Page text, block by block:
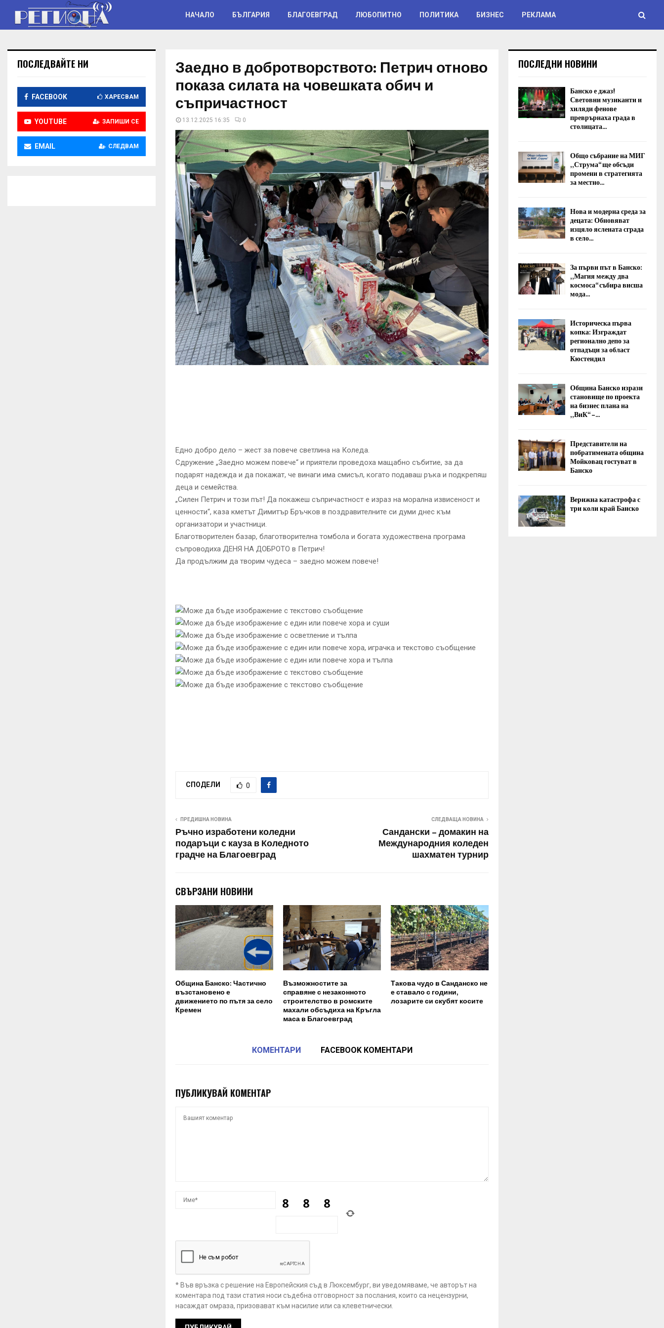
НАЧАЛО БЪЛГАРИЯ БЛАГОЕВГРАД ЛЮБОПИТНО ПОЛИТИКА БИЗНЕС РЕКЛАМА
Заедно в добротворството: Петрич отново
показа силата на човешката обич и
съпричастност
13.12.2025 16:35 0
Едно добро дело – жест за повече светлина на Коледа.
Сдружение „Заедно можем повече“ и приятели проведоха мащабно събитие, за да
подарят надежда и да покажат, че винаги има смисъл, когато подаваш ръка и подкрепяш
деца и семейства.
„Силен Петрич и този път! Да покажеш съпричастност е израз на морална извисеност и
ценности“, каза кметът Димитър Бръчков в поздравителните си думи днес към
организатори и участници.
Благотворителен базар, благотворителна томбола и богата художествена програма
съпроводиха ДЕНЯ НА ДОБРОТО в Петрич!
Да продължим да творим чудеса – заедно можем повече!
СПОДЕЛИ 0
ПРЕДИШНА НОВИНА
Ръчно изработени коледни
подаръци с кауза в Коледното
градче на Благоевград
СЛЕДВАЩА НОВИНА
Сандански – домакин на
Международния коледен
шахматен турнир
СВЪРЗАНИ НОВИНИ
Община Банско: Частично
възстановено е
движението по пътя за село
Кремен
Възможностите за
справяне с незаконното
строителство в ромските
махали обсъдиха на Кръгла
маса в Благоевград
Такова чудо в Санданско не
е ставало с години,
лозарите си скубят косите
КОМЕНТАРИ FACEBOOK КОМЕНТАРИ
ПУБЛИКУВАЙ КОМЕНТАР
* Във връзка с решение на Европейския съд в Люксембург, ви уведомяваме, че авторът на
коментара под тази статия носи съдебна отговорност за послания, които са нецензурни,
насаждат омраза, призовават към насилие или са клеветнически.
ПОСЛЕДВАЙТЕ НИ
FACEBOOK ХАРЕСВАМ
YOUTUBE ЗАПИШИ СЕ
EMAIL СЛЕДВАМ
ПОСЛЕДНИ НОВИНИ
Банско е джаз!
Световни музиканти и
хиляди фенове
преврърнаха града в
столицата...
Общо събрание на МИГ
„Струма“ ще обсъди
промени в стратегията
за местно...
Нова и модерна среда за
децата: Обновяват
изцяло яслената сграда
в село...
За първи път в Банско:
„Магия между два
космоса“ събира висша
мода...
Историческа първа
копка: Изграждат
регионално депо за
отпадъци за област
Кюстендил
Община Банско изрази
становище по проекта
на бизнес плана на
„ВиК“ –...
Представители на
побратимената община
Мойковац гостуват в
Банско
Верижна катастрофа с
три коли край Банско